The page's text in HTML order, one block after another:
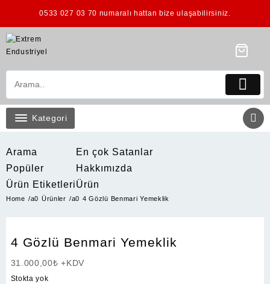
0533 027 03 70 numaralı hattan bize ulaşabilirsiniz.
Kategori
Arama
Popüler
Ürün Etiketleri
Home Ürünler 4 Gözlü Benmari Yemeklik
4 Gözlü Benmari Yemeklik
31.000,00₺ +KDV
Stokta yok
En çok Satanlar
Hakkımızda
Ürün